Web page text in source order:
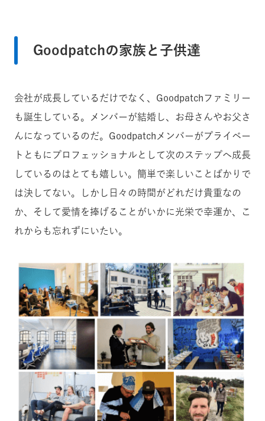
Goodpatchの家族と子供達
会社が成長しているだけでなく、Goodpatchファミリー
も誕生している。メンバーが結婚し、お母さんやお父さ
んになっているのだ。Goodpatchメンバーがプライベー
トともにプロフェッショナルとして次のステップへ成長
しているのはとても嬉しい。簡単で楽しいことばかりで
は決してない。しかし日々の時間がどれだけ貴重なの
か、そして愛情を捧げることがいかに光栄で幸運か、こ
れからも忘れずにいたい。